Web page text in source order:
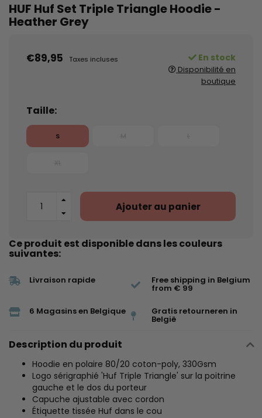
HUF Huf Set Triple Triangle Hoodie -
Heather Grey
€89,95 Taxes incluses En stock
Disponibilité en
boutique
Taille:
S
Ajouter au panier
Ce produit est disponible dans les couleurs
suivantes:
Livraison rapide Free shipping in Belgium
from € 99
6 Magasins en Belgique Gratis retourneren in
België
Description du produit
Hoodie en polaire 80/20 coton-poly, 330Gsm
Logo sérigraphié 'Huf Triple Triangle' sur la poitrine
gauche et le dos du porteur
Capuche ajustable avec cordon
Étiquette tissée Huf dans le cou